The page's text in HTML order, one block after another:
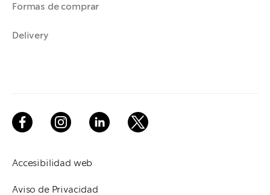
Formas de comprar
Delivery
Accesibilidad web
Aviso de Privacidad